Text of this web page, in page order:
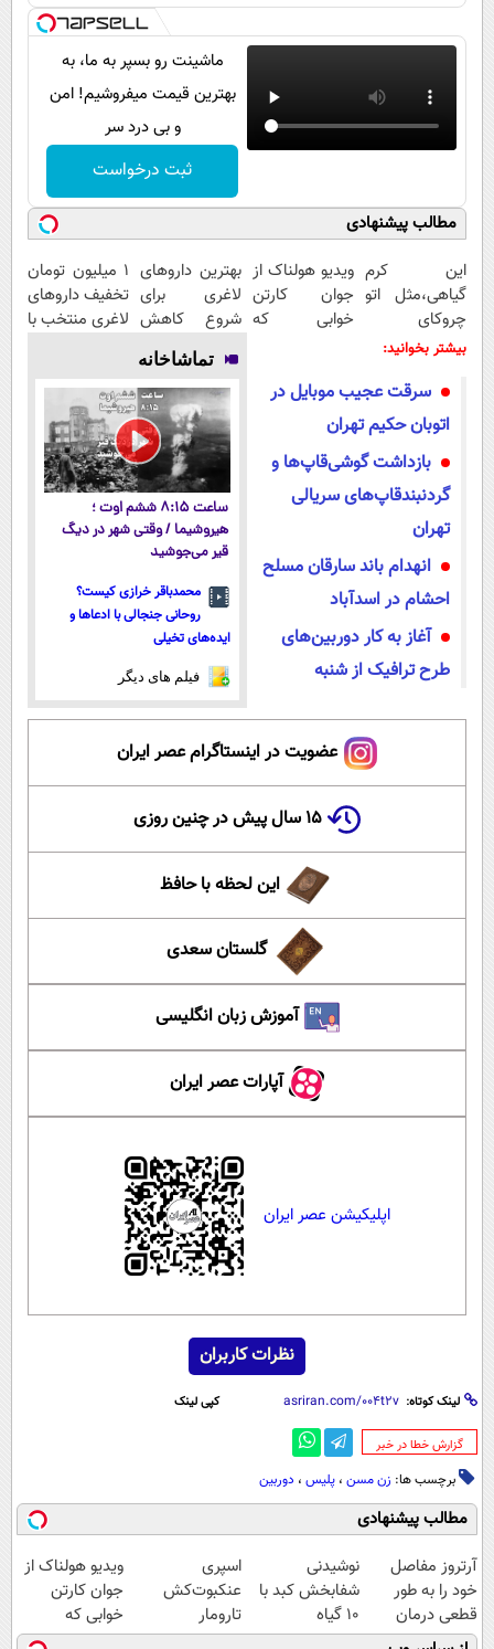
اجتماعی
حیات وحش
سیاست خارجی
ماشینت رو بسپر به ما، به
بهترین قیمت میفروشیم! امن
و بی درد سر
ثبت درخواست
مطالب پیشنهادی
این کرم
گیاهی،مثل اتو
چروکای
پوستتوصاف
ویدیو هولناک از
جوان کارتن
خوابی که
بهترین داروهای
لاغری برای
شروع کاهش
وزن، ارسال از
داروخانه های
نزدیکت!
۱ میلیون تومان
تخفیف داروهای
لاغری منتخب با
نزدیکت
بیشتر بخوانید:
سرقت عجیب موبایل در
اتوبان حکیم تهران
بازداشت گوشی‌قاپ‌ها و
گردنبندقاپ‌های سریالی
تهران
انهدام باند سارقان مسلح
احشام در اسدآباد
آغاز به کار دوربین‌های
طرح ترافیک از شنبه
تماشاخانه
ساعت ۸:۱۵ ششم اوت ؛
هیروشیما / وقتی شهر در دیگ
قیر می‌جوشید
محمدباقر خرازی کیست؟
روحانی جنجالی با ادعاها و
ایده‌های تخیلی
فیلم های دیگر
عضویت در اینستاگرام عصر ایران
۱۵ سال پیش در چنین روزی
این لحظه با حافظ
گلستان سعدی
آموزش زبان انگلیسی
آپارات عصر ایران
اپلیکیشن عصر ایران
نظرات کاربران
لینک کوتاه: کپی لینک
‌گزارش خطا در خبر
برچسب ها: زن مسن ، پلیس ، دوربین‌
مطالب پیشنهادی
آرتروز مفاصل
خود را به طور
قطعی درمان
کنید!
نوشیدنی
شفابخش کبد با
10 گیاه
موثر(تخفیف تا
اسپری
عنکبوت‌‌کش
تارومار
ازبین‌برنده انواع
ویدیو هولناک از
جوان کارتن
خوابی که
میلیاردر شد.